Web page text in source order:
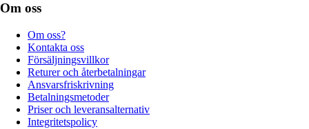
Om oss
Om oss?
Kontakta oss
Försäljningsvillkor
Returer och återbetalningar
Ansvarsfriskrivning
Betalningsmetoder
Priser och leveransalternativ
Integritetspolicy